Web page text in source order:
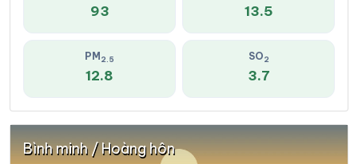
93 13.5
PM 2.5
12.8
SO2
3.7
Bình minh / Hoàng hôn